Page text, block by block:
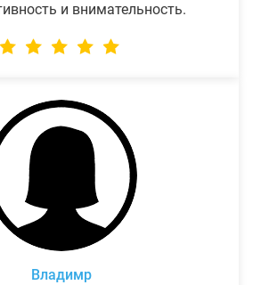
и внимательность.
Владимр